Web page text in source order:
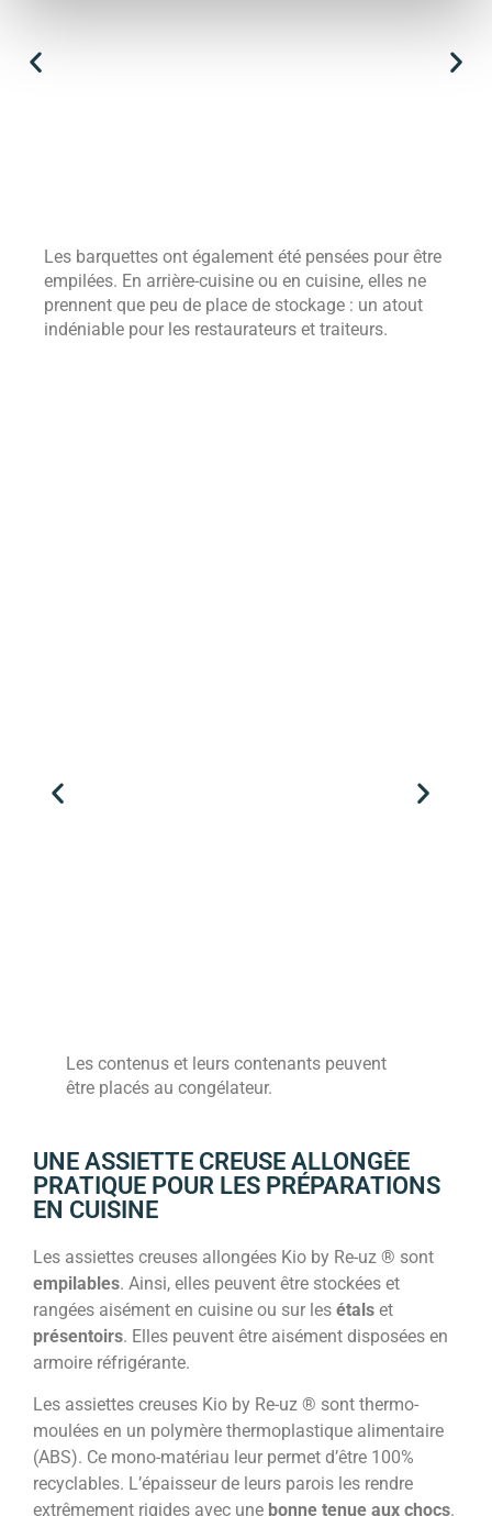
Les barquettes ont également été pensées pour être
empilées. En arrière-cuisine ou en cuisine, elles ne
prennent que peu de place de stockage : un atout
indéniable pour les restaurateurs et traiteurs.
Les contenus et leurs contenants peuvent
être placés au congélateur.
UNE ASSIETTE CREUSE ALLONGÉE
PRATIQUE POUR LES PRÉPARATIONS
EN CUISINE
Les assiettes creuses allongées Kio by Re-uz ® sont
empilables. Ainsi, elles peuvent être stockées et
rangées aisément en cuisine ou sur les étals et
présentoirs. Elles peuvent être aisément disposées en
armoire réfrigérante.
Les assiettes creuses Kio by Re-uz ® sont thermo-
moulées en un polymère thermoplastique alimentaire
(ABS). Ce mono-matériau leur permet d’être 100%
recyclables. L’épaisseur de leurs parois les rendre
extrêmement rigides avec une bonne tenue aux chocs.